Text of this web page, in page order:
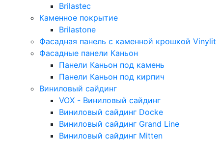
Brilastec
Каменное покрытие
Brilastone
Фасадная панель с каменной крошкой Vinylit
Фасадные панели Каньон
Панели Каньон под камень
Панели Каньон под кирпич
Виниловый сайдинг
VOX - Виниловый сайдинг
Виниловый сайдинг Docke
Виниловый сайдинг Grand Line
Виниловый сайдинг Mitten